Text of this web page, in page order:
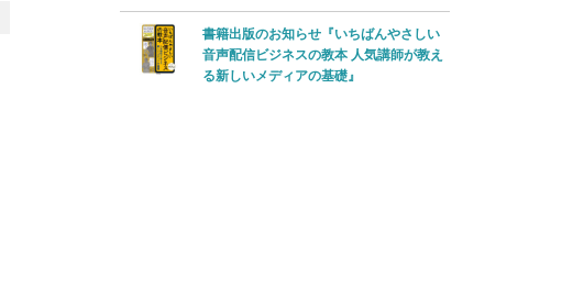
キ
ー
書籍出版のお知らせ『いちばんやさしい
音声配信ビジネスの教本 人気講師が教え
る新しいメディアの基礎』